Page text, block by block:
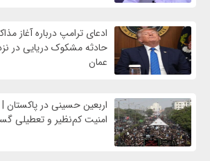
ادعای ترامپ درباره آغاز
حادثه مشکوک دریایی در
عمان
اربعین حسینی در پاکستان
امنیت کم‌نظیر و تعطیلی